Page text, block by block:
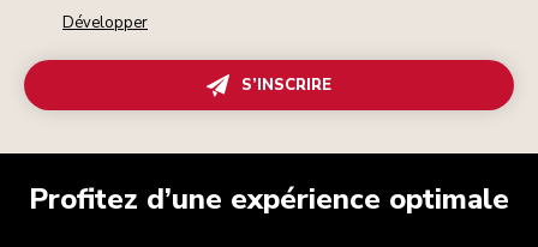
Développer
S’INSCRIRE
Profitez d’une expérience optimale